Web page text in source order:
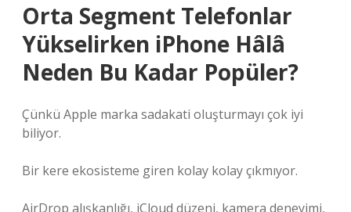
Orta Segment Telefonlar
Yükselirken iPhone Hâlâ
Neden Bu Kadar Popüler?
Çünkü Apple marka sadakati oluşturmayı çok iyi
biliyor.
Bir kere ekosisteme giren kolay kolay çıkmıyor.
AirDrop alışkanlığı, iCloud düzeni, kamera deneyimi,